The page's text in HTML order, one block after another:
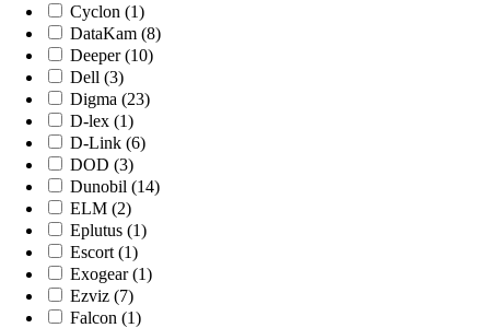
Cyclon (1)
DataKam (8)
Deeper (10)
Dell (3)
Digma (23)
D-lex (1)
D-Link (6)
DOD (3)
Dunobil (14)
ELM (2)
Eplutus (1)
Escort (1)
Exogear (1)
Ezviz (7)
Falcon (1)